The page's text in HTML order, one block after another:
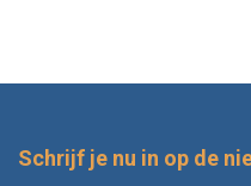
Schrijf je nu in op de